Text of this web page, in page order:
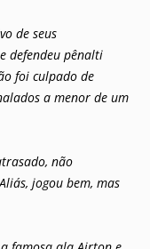
de seus
defendeu pênalti
foi culpado de
a menor de um
não
jogou bem, mas